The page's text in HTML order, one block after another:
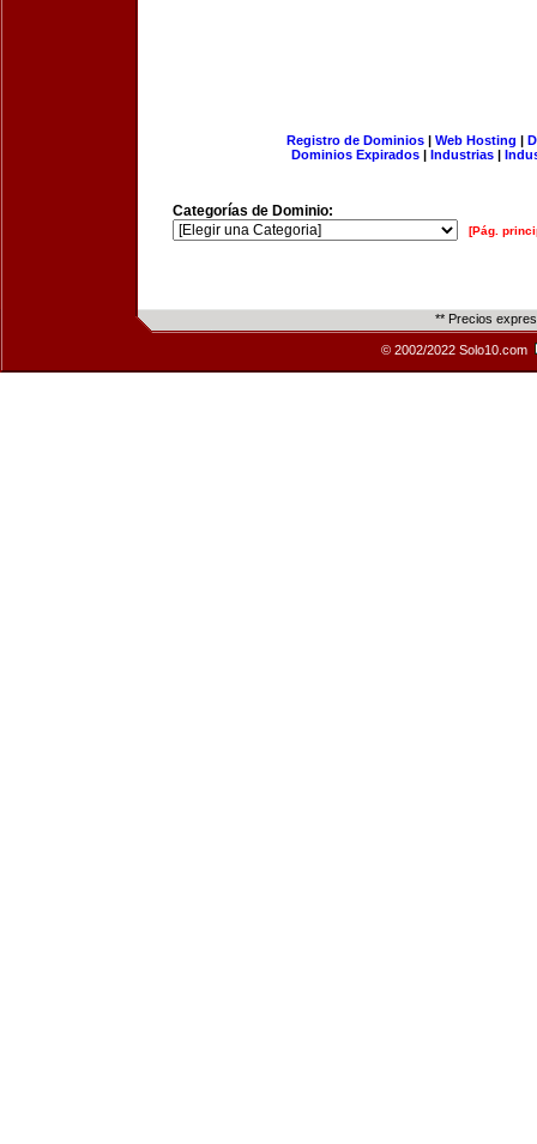
Registro de Dominios| Web Hosting |
Dominios Expirados | Industrias |
Categorías de Dominio:
[Pág.
** Precios
© 2002/2022 Solo10.com